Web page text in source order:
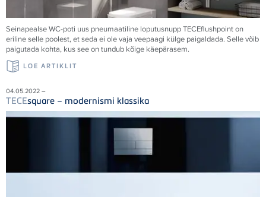
Seinapealse WC-poti uus pneumaatiline loputusnuppTECEflushpoint on
eriline selle poolest, et seda ei ole vaja veepaagi külge paigaldada. Selle võib
paigutada kohta, kus see on tundub kõige käepärasem.
LOE ARTIKLIT
04.05.2022 –
TECEsquare – modernismi klassika